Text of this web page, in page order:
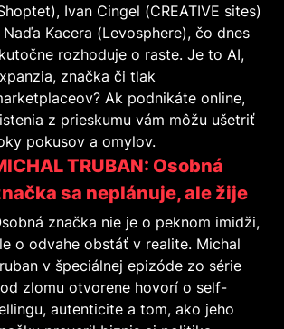
Ivan Cingel (CREATIVE sites)
Naďa Kacera (Levosphere), čo dnes
rozhoduje o raste. Je to AI,
značka či tlak
Ak podnikáte online,
z prieskumu vám môžu ušetriť
pokusov a omylov.
TRUBAN: Osobná
sa neplánuje, ale žije
značka nie je o peknom imidži,
o odvahe obstáť v realite. Michal
v špeciálnej epizóde zo série
zlomu otvorene hovorí o self-
autenticite a tom, ako jeho